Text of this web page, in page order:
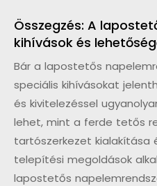
Összegzés: A
kihívások és
Bár a lapostetős
speciális kihívásokat
és kivitelezéssel
lehet, mint a ferde tetős
tartószerkezet kialakítása
telepítési megoldások
lapostetős